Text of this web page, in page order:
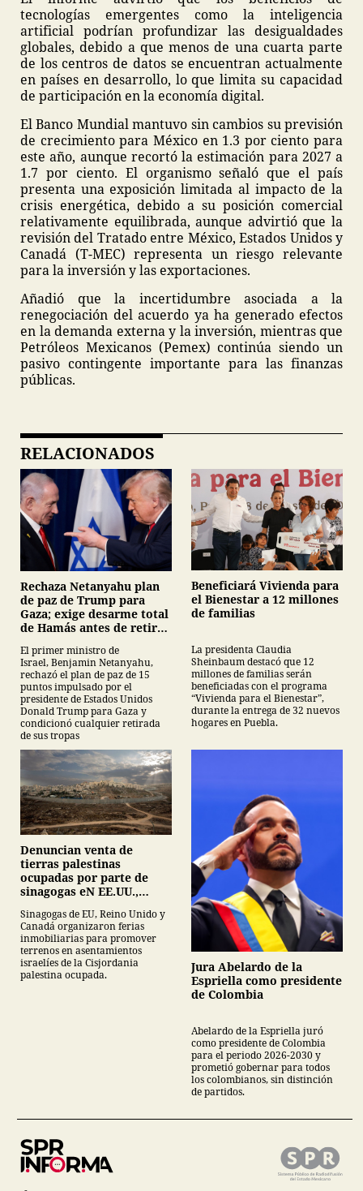
tecnologías emergentes como la inteligencia
artificial podrían profundizar las desigualdades
globales, debido a que menos de una cuarta parte
de los centros de datos se encuentran actualmente
en países en desarrollo, lo que limita su capacidad
de participación en la economía digital.
El Banco Mundial mantuvo sin cambios su previsión
de crecimiento para México en 1.3 por ciento para
este año, aunque recortó la estimación para 2027 a
1.7 por ciento. El organismo señaló que el país
presenta una exposición limitada al impacto de la
crisis energética, debido a su posición comercial
relativamente equilibrada, aunque advirtió que la
revisión del Tratado entre México, Estados Unidos y
Canadá (T-MEC) representa un riesgo relevante
para la inversión y las exportaciones.
Añadió que la incertidumbre asociada a la
renegociación del acuerdo ya ha generado efectos
en la demanda externa y la inversión, mientras que
Petróleos Mexicanos (Pemex) continúa siendo un
pasivo contingente importante para las finanzas
públicas.
RELACIONADOS
Rechaza Netanyahu plan
de paz de Trump para
Gaza; exige desarme total
de Hamás antes de retirar
El primer ministro de
Israel, Benjamin Netanyahu,
rechazó el plan de paz de 15
puntos impulsado por el
presidente de Estados Unidos
Donald Trump para Gaza y
condicionó cualquier retirada
de sus tropas
Beneficiará Vivienda para
el Bienestar a 12 millones
de familias
La presidenta Claudia
Sheinbaum destacó que 12
millones de familias serán
beneficiadas con el programa
“Vivienda para el Bienestar”,
durante la entrega de 32 nuevos
hogares en Puebla.
Denuncian venta de
tierras palestinas
ocupadas por parte de
sinagogas eN EE.UU.,
Sinagogas de EU, Reino Unido y
Canadá organizaron ferias
inmobiliarias para promover
terrenos en asentamientos
israelíes de la Cisjordania
palestina ocupada.
Jura Abelardo de la
Espriella como presidente
de Colombia
Abelardo de la Espriella juró
como presidente de Colombia
para el periodo 2026-2030 y
prometió gobernar para todos
los colombianos, sin distinción
de partidos.